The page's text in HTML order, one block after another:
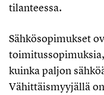
tilanteessa.
Sähkösopimukset
kuinka paljon
Vähittäismyyjällä